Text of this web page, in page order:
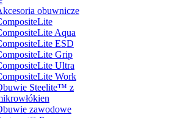
obuwnicze
Aqua
ESD
Grip
Ultra
Work
Steelite™ z
zawodowe